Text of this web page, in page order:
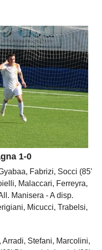
1-0
Fabrizi, Socci (85'
Malaccari, Ferreyra,
Manisera - A disp.
Micucci, Trabelsi,
Arradi, Stefani, Marcolini,